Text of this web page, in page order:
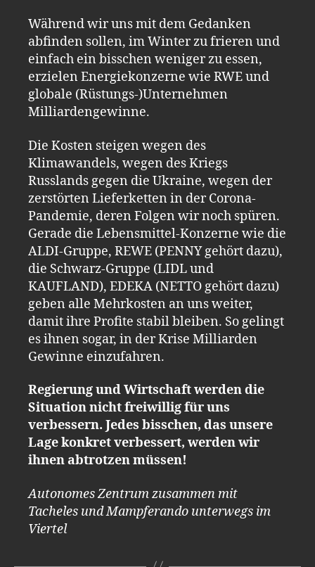
Während wir uns mit dem Gedanken
abfinden sollen, im Winter zu frieren und
einfach ein bisschen weniger zu essen,
erzielen Energiekonzerne wie RWE und
globale (Rüstungs-)Unternehmen
Milliardengewinne.
Die Kosten steigen wegen des
Klimawandels, wegen des Kriegs
Russlands gegen die Ukraine, wegen der
zerstörten Lieferketten in der Corona-
Pandemie, deren Folgen wir noch spüren.
Gerade die Lebensmittel-Konzerne wie die
ALDI-Gruppe, REWE (PENNY gehört dazu),
die Schwarz-Gruppe (LIDL und
KAUFLAND), EDEKA (NETTO gehört dazu)
geben alle Mehrkosten an uns weiter,
damit ihre Profite stabil bleiben. So gelingt
es ihnen sogar, in der Krise Milliarden
Gewinne einzufahren.
Regierung und Wirtschaft werden die
Situation nicht freiwillig für uns
verbessern. Jedes bisschen, das unsere
Lage konkret verbessert, werden wir
ihnen abtrotzen müssen!
Autonomes Zentrum zusammen mit
Tacheles und Mampferando unterwegs im
Viertel